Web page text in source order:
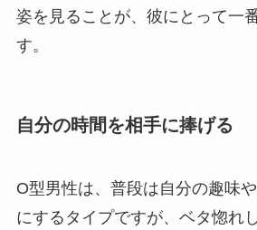
姿を見ることが、彼にとって一
す。
自分の時間を相手に捧げる
O型男性は、普段は自分の趣味
にするタイプですが、ベタ惚れ